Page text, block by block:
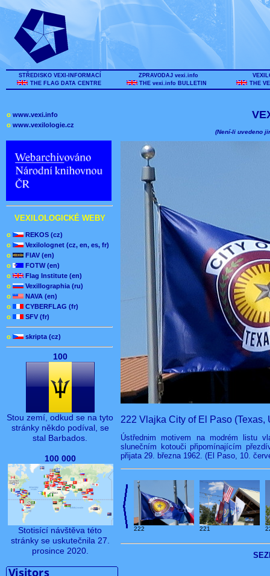
STŘEDISKO VEXI-INFORMACÍ
THE FLAG DATA CENTRE
ZPRAVODAJ vexi.info
THE vexi.info BULLETIN
THE
o www.vexi.info
o www.vexilologie.cz
VEXILOLOGICKÉ WEBY
o
REKOS (cz)
o
Vexilolognet (cz, en, es, fr)
o
FIAV (en)
o
FOTW (en)
o
Flag Institute (en)
o
Vexillographia (ru)
o
NAVA (en)
o
CYBERFLAG (fr)
o
SFV (fr)
o skripta (cz)
100
Stou zemí, odkud se na tyto
stránky někdo podíval, se
stal Barbados.
100 000
Stotisící návštěva této
stránky se uskutečnila 27.
prosince 2020.
(Není-li uvedeno
222 Vlajka City of El Paso (Texas,
Ústřednim motivem na modrém listu
slunečním kotouči připomínajícím
přijata 29. března 1962. (El Paso, 10.
222 221